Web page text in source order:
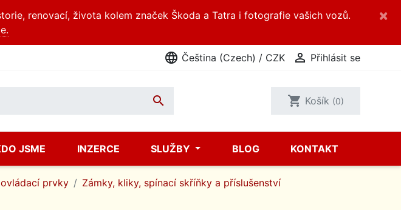
renovací, života kolem značek Škoda a Tatra i fotografie vašich vozů.
×
language Čeština (Czech) / CZK  Přihlásit se
 shopping_cart Košík (0)
JSME INZERCE SLUŽBY BLOG KONTAKT
prvky
Zámky, kliky, spínací skříňky a příslušenství